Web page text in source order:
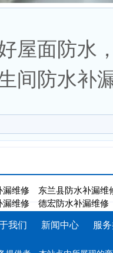
屋面防水
间防水补
漏维修
东兰县防水补漏维
漏维修 德宏防水补漏维修
我们 新闻中心 服